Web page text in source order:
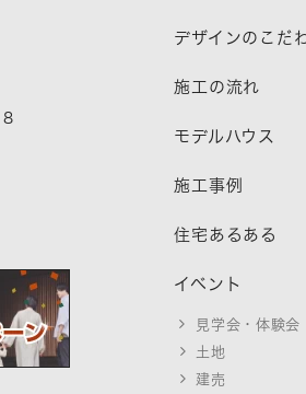
デザインのこだ
施工の流れ
モデルハウス
施工事例
住宅あるある
イベント
見学会・体験会
土地
建売